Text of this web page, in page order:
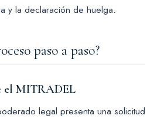
y la declaración de huelga.
paso a paso?
el MITRADEL
legal presenta una solicitud